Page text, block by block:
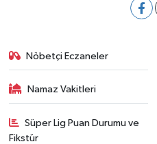
Nöbetçi Eczaneler
Namaz Vakitleri
Süper Lig Puan Durumu ve
Fikstür